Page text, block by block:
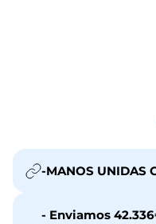
-MANOS UNIDAS
- Enviamos